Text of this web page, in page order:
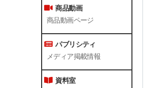
商品動画
商品動画ページ
パブリシティ
メディア掲載情報
資料室